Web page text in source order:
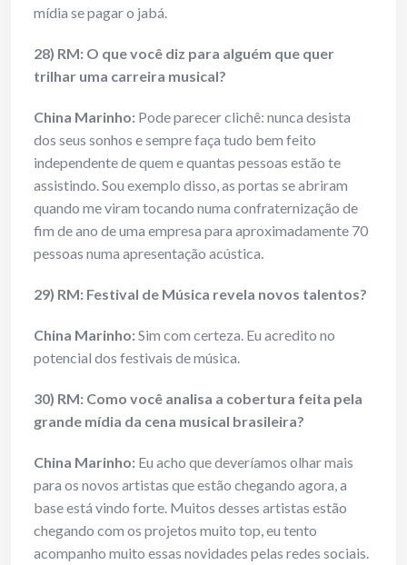
mídia se pagar o jabá.
28) RM: O que você diz para alguém que quer
trilhar uma carreira musical?
China Marinho: Pode parecer clichê: nunca desista
dos seus sonhos e sempre faça tudo bem feito
independente de quem e quantas pessoas estão te
assistindo. Sou exemplo disso, as portas se abriram
quando me viram tocando numa confraternização de
fim de ano de uma empresa para aproximadamente 70
pessoas numa apresentação acústica.
29) RM: Festival de Música revela novos talentos?
China Marinho:Sim com certeza. Eu acredito no
potencial dos festivais de música.
30) RM: Como você analisa a cobertura feita pela
grande mídia da cena musical brasileira?
China Marinho: Eu acho que deveríamos olhar mais
para os novos artistas que estão chegando agora, a
base está vindo forte. Muitos desses artistas estão
chegando com os projetos muito top, eu tento
acompanho muito essas novidades pelas redes sociais.